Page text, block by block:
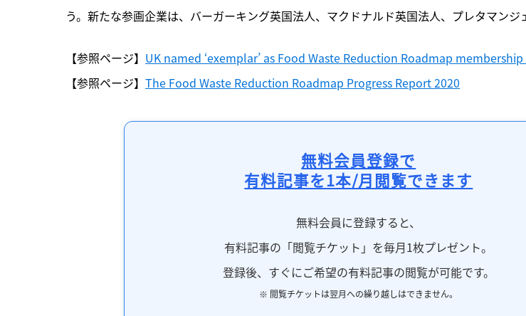
う。新たな参画企業は、バーガーキング英国法人、マクドナルド英国法人、プレタマンジ
【参照ページ】 UK named ‘exemplar’ as Food Waste Reduction Roadmap membership
【参照ページ】 The Food Waste Reduction Roadmap Progress Report 2020
無料会員登録で
有料記事を1本/月閲覧できます
無料会員に登録すると、
有料記事の「閲覧チケット」を毎月1枚プレゼント。
登録後、すぐにご希望の有料記事の閲覧が可能です。
※ 閲覧チケットは翌月への繰り越しはできません。